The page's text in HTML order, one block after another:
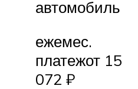
автомобиль
ежемес.
платежот 15
072 ₽